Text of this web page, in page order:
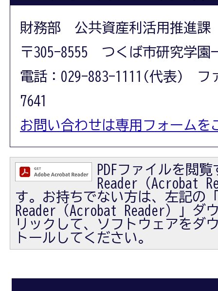
財務部 公共資産利活用推進課
〒305-8555 つくば市研究学園
電話：029-883-1111(代表) フ
7641
お問い合わせは専用フォームを
PDFファイルを閲
Reader（Acrobat
す。お持ちでない方は、左記の
Reader（Acrobat Reader）」ダ
リックして、ソフトウェアをダ
トールしてください。